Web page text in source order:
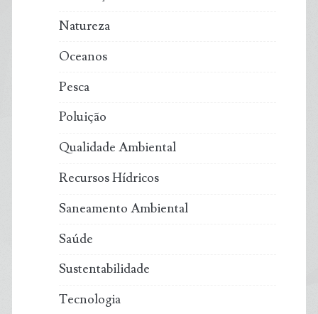
Natureza
Oceanos
Pesca
Poluição
Qualidade Ambiental
Recursos Hídricos
Saneamento Ambiental
Saúde
Sustentabilidade
Tecnologia